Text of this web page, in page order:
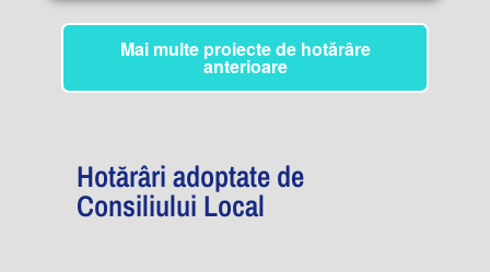
Mai multe proiecte de hotărâre
anterioare
Hotărâri adoptate de
Consiliului Local